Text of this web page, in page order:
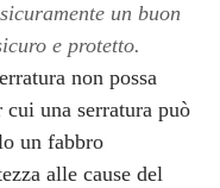
un buon
e protetto.
non possa
una serratura può
un fabbro
alle cause del